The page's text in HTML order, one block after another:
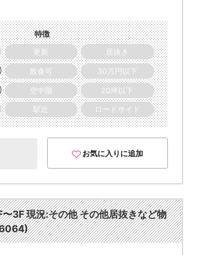
特徴
更新
居抜き
飲食可
30万円以下
空中階
20坪以下
駅近 ロードサイド
お気に入りに追加
3F 現況:その他 その他居抜きなど物